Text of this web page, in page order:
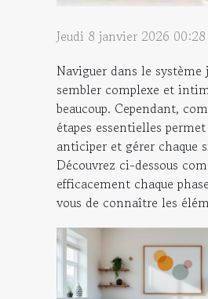
Jeudi 8 janvier 2026 00:28
Naviguer dans le système
sembler complexe et
beaucoup. Cependant,
étapes essentielles
anticiper et gérer chaque
Découvrez ci-dessous
efficacement chaque
vous de connaître les